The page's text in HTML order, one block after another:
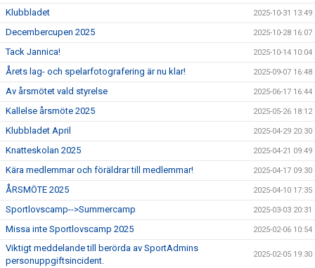
Klubbladet 2025-10-31 13:49
Decembercupen 2025 2025-10-28 16:07
Tack Jannica! 2025-10-14 10:04
Årets lag- och spelarfotografering är nu klar! 2025-09-07 16:48
Av årsmötet vald styrelse 2025-06-17 16:44
Kallelse årsmöte 2025 2025-05-26 18:12
Klubbladet April 2025-04-29 20:30
Knatteskolan 2025 2025-04-21 09:49
Kära medlemmar och föräldrar till medlemmar! 2025-04-17 09:30
ÅRSMÖTE 2025 2025-04-10 17:35
Sportlovscamp-->Summercamp 2025-03-03 20:31
Missa inte Sportlovscamp 2025 2025-02-06 10:54
Viktigt meddelande till berörda av SportAdmins
personuppgiftsincident.
2025-02-05 19:30